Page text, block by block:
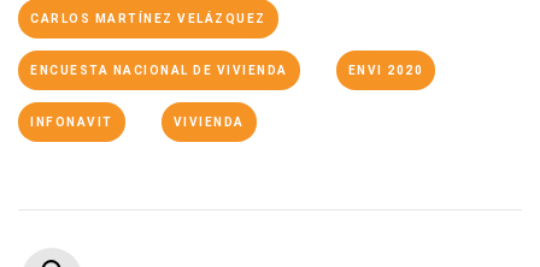
CARLOS MARTÍNEZ VELÁZQUEZ
ENCUESTA NACIONAL DE VIVIENDA ENVI 2020
INFONAVIT VIVIENDA